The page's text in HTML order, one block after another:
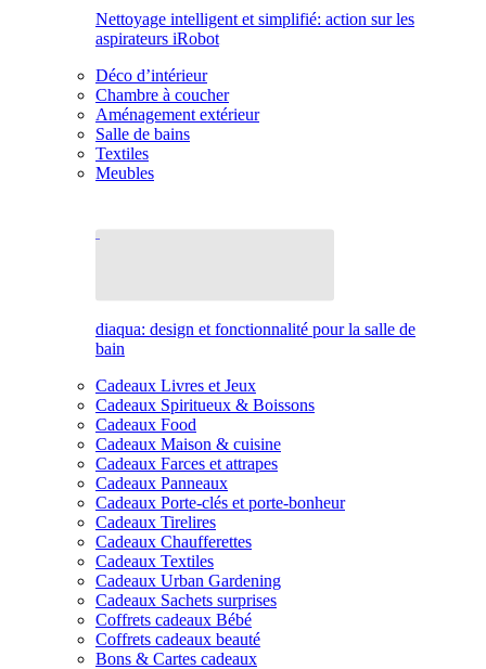
Nettoyage intelligent et simplifié: action sur les
aspirateurs iRobot
Déco d’intérieur
Chambre à coucher
Aménagement extérieur
Salle de bains
Textiles
Meubles
diaqua: design et fonctionnalité pour la salle de
bain
Cadeaux Livres et Jeux
Cadeaux Spiritueux & Boissons
Cadeaux Food
Cadeaux Maison & cuisine
Cadeaux Farces et attrapes
Cadeaux Panneaux
Cadeaux Porte-clés et porte-bonheur
Cadeaux Tirelires
Cadeaux Chaufferettes
Cadeaux Textiles
Cadeaux Urban Gardening
Cadeaux Sachets surprises
Coffrets cadeaux Bébé
Coffrets cadeaux beauté
Bons & Cartes cadeaux